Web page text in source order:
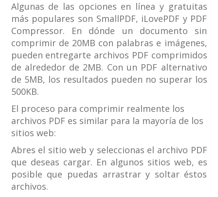
Algunas de las opciones en línea y gratuitas
más populares son SmallPDF, iLovePDF y PDF
Compressor. En dónde un documento sin
comprimir de 20MB con palabras e imágenes,
pueden entregarte archivos PDF comprimidos
de alrededor de 2MB. Con un PDF alternativo
de 5MB, los resultados pueden no superar los
500KB.
El proceso para comprimir realmente los
archivos PDF es similar para la mayoría de los
sitios web:
Abres el sitio web y seleccionas el archivo PDF
que deseas cargar. En algunos sitios web, es
posible que puedas arrastrar y soltar éstos
archivos.